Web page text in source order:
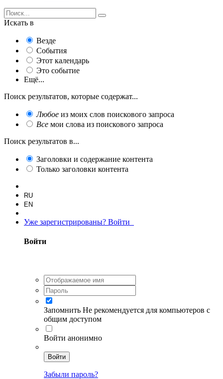
Искать в
Везде
События
Этот календарь
Это событие
Ещё...
Поиск результатов, которые содержат...
Любое из моих слов поискового запроса
Все мои слова из поискового запроса
Поиск результатов в...
Заголовки и содержание контента
Только заголовки контента
RU
EN
Уже зарегистрированы? Войти
Войти
Запомнить Не рекомендуется для компьютеров с
общим доступом
Войти анонимно
Войти
Забыли пароль?